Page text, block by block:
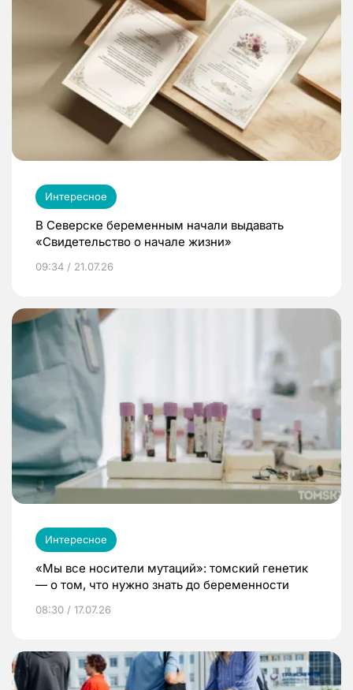
Интересное
В Северске беременным начали выдавать
«Свидетельство о начале жизни»
09:34 / 21.07.26
Интересное
«Мы все носители мутаций»: томский генетик
— о том, что нужно знать до беременности
08:30 / 17.07.26